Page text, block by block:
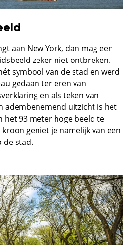
aan New York, dan mag een
zeker niet ontbreken.
symbool van de stad en werd
gedaan ter eren van
en als teken van
adembenemend uitzicht is het
het 93 meter hoge beeld te
geniet je namelijk van een
de stad.